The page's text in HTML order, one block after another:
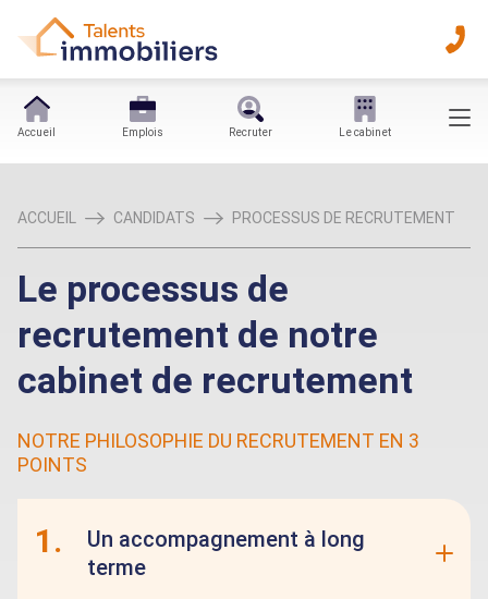
Accueil Emplois Recruter Le cabinet
ACCUEIL CANDIDATS PROCESSUS DE RECRUTEMENT
Le processus de
recrutement de notre
cabinet de recrutement
NOTRE PHILOSOPHIE DU RECRUTEMENT EN 3
POINTS
1.
Un accompagnement à long
terme